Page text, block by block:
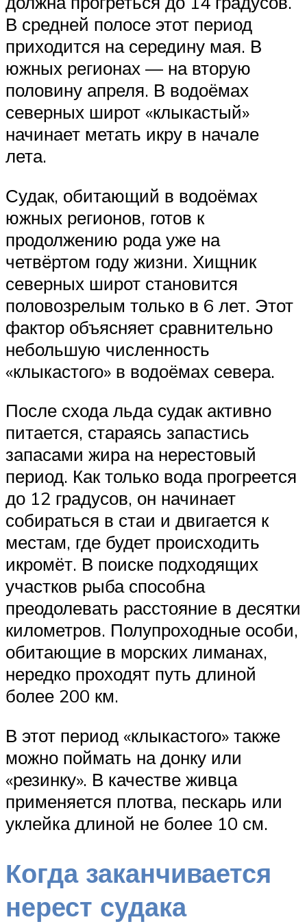
В средней полосе этот период
приходится на середину мая. В
южных регионах — на вторую
половину апреля. В водоёмах
северных широт «клыкастый»
начинает метать икру в начале
лета.
Судак, обитающий в водоёмах
южных регионов, готов к
продолжению рода уже на
четвёртом году жизни. Хищник
северных широт становится
половозрелым только в 6 лет. Этот
фактор объясняет сравнительно
небольшую численность
«клыкастого» в водоёмах севера.
После схода льда судак активно
питается, стараясь запастись
запасами жира на нерестовый
период. Как только вода прогреется
до 12 градусов, он начинает
собираться в стаи и двигается к
местам, где будет происходить
икромёт. В поиске подходящих
участков рыба способна
преодолевать расстояние в десятки
километров. Полупроходные особи,
обитающие в морских лиманах,
нередко проходят путь длиной
более 200 км.
В этот период «клыкастого» также
можно поймать на донку или
«резинку». В качестве живца
применяется плотва, пескарь или
уклейка длиной не более 10 см.
Когда заканчивается
нерест судака